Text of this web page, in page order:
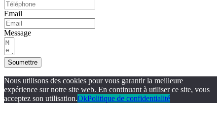
Email
Message
Soumettre
Nous utilisons des cookies pour vous garantir la meilleure
expérience sur notre site web. En continuant à utiliser ce site, vous
acceptez son utilisation.OkPolitique de confidentialité